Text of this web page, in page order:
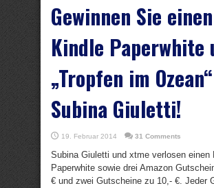
Gewinnen Sie einen
Kindle Paperwhite
„Tropfen im
Subina Giuletti!
19. Februar 2014 31 Comments
Subina Giuletti und xtme verlosen einen
Paperwhite sowie drei Amazon
€ und zwei Gutscheine zu 10,- €. Jeder